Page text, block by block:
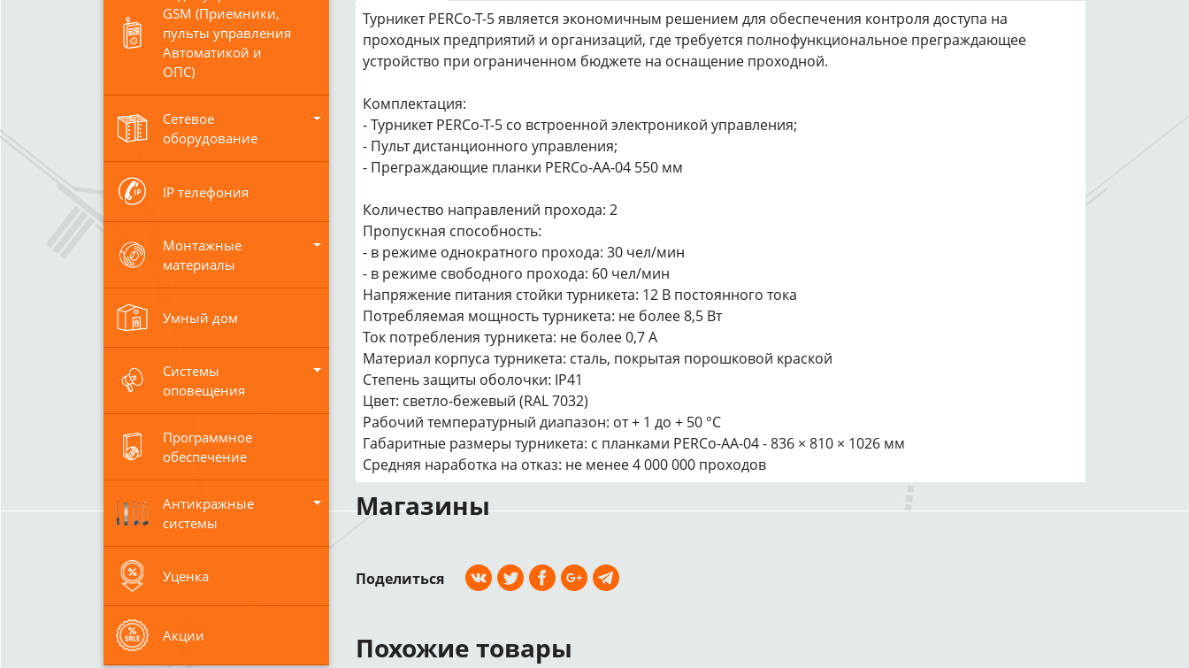
GSM (Приемники,
пульты управления
Автоматикой и
ОПС)
Сетевое
оборудование
IP телефония
Монтажные
материалы
Умный дом
Системы
оповещения
Программное
обеспечение
Антикражные
системы
Уценка
Акции
Турникет PERCo-T-5 является экономичным решением для обеспечения контроля доступа на
проходных предприятий и организаций, где требуется полнофункциональное преграждающее
устройство при ограниченном бюджете на оснащение проходной.
Комплектация:
- Турникет PERCo-T-5 со встроенной электроникой управления;
- Пульт дистанционного управления;
- Преграждающие планки PERCo-AA-04 550 мм
Количество направлений прохода: 2
Пропускная способность:
- в режиме однократного прохода: 30 чел/мин
- в режиме свободного прохода: 60 чел/мин
Напряжение питания стойки турникета: 12 B постоянного тока
Потребляемая мощность турникета: не более 8,5 Вт
Ток потребления турникета: не более 0,7 А
Материал корпуса турникета: сталь, покрытая порошковой краской
Степень защиты оболочки: IP41
Цвет: светло-бежевый (RAL 7032)
Рабочий температурный диапазон: от + 1 до + 50 °C
Габаритные размеры турникета: с планками PERCo-AA-04 - 836 × 810 × 1026 мм
Средняя наработка на отказ: не менее 4 000 000 проходов
Магазины
Поделиться
Похожие товары